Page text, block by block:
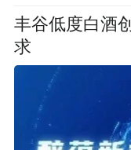
丰谷低度白酒
求